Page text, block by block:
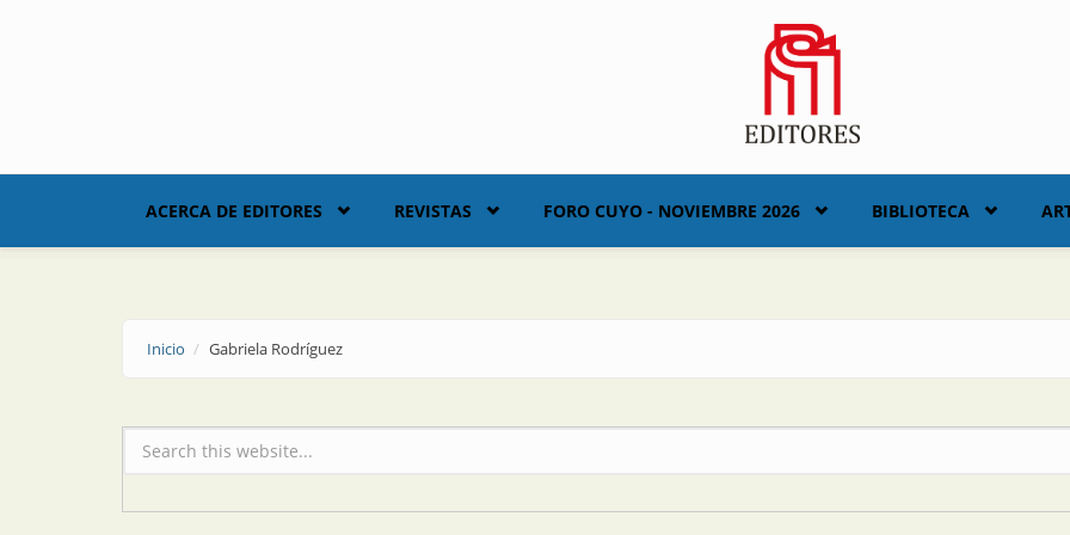
ACERCA DE EDITORES REVISTAS FORO CUYO - NOVIEMBRE 2026 BIBLIOTECA
Inicio Gabriela Rodríguez
Formulario de búsqueda